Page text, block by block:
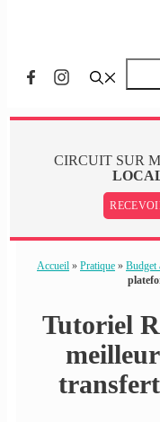
CIRCUIT SUR
Accueil » Pratique » Budget
Tutoriel